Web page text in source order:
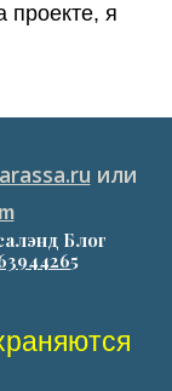
проекте, я
или
Блог
5